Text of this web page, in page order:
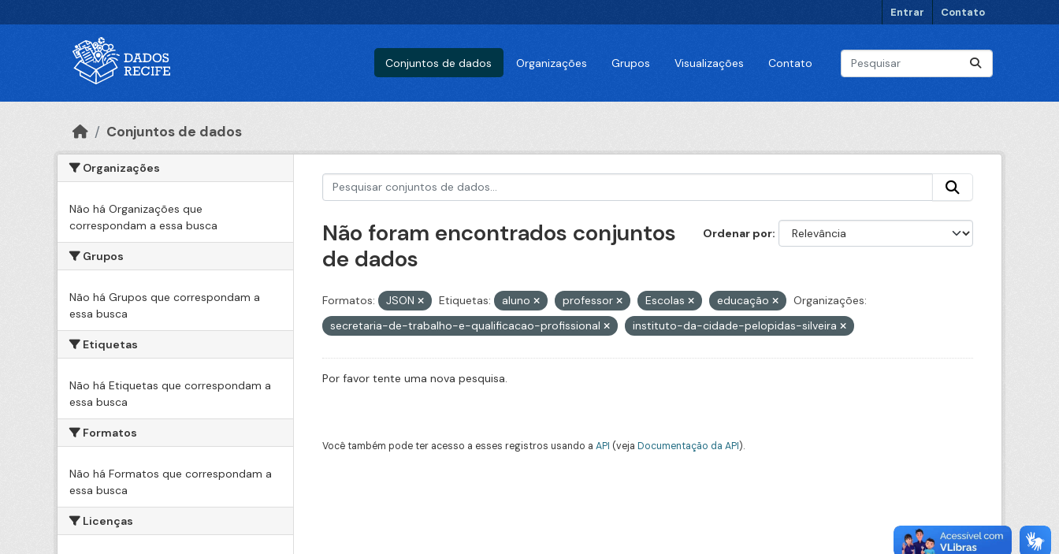
Entrar Contato
Conjuntos de dados Organizações Grupos Visualizações Contato
Conjuntos de dados
Organizações
Não há Organizações que
correspondam a essa busca
Grupos
Não há Grupos que correspondam a
essa busca
Etiquetas
Não há Etiquetas que correspondam a
essa busca
Formatos
Não há Formatos que correspondam a
essa busca
Licenças
Ordenar por
Não foram encontrados conjuntos
de dados
Formatos: JSON Etiquetas: aluno professor Escolas educação
Organizações:
secretaria-de-trabalho-e-qualificacao-profissional
instituto-da-cidade-pelopidas-silveira
Por favor tente uma nova pesquisa.
Você também pode ter acesso a esses registros usando a API (veja Documentação da API).